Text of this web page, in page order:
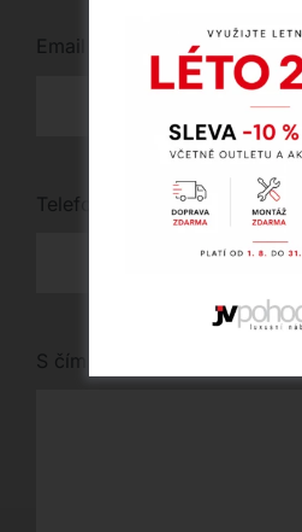
Email
Telefon
S čím vám můžeme pomoci?